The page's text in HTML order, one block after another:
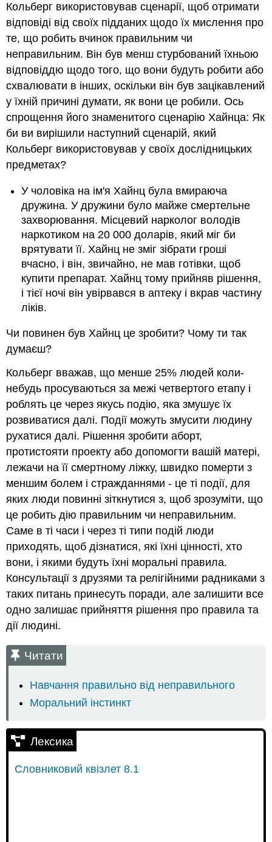
Кольберг використовував сценарії, щоб отримати
відповіді від своїх підданих щодо їх мислення про
те, що робить вчинок правильним чи
неправильним. Він був менш стурбований їхньою
відповіддю щодо того, що вони будуть робити або
схвалювати в інших, оскільки він був зацікавлений
у їхній причині думати, як вони це робили. Ось
спрощення його знаменитого сценарію Хайнца: Як
би ви вирішили наступний сценарій, який
Кольберг використовував у своїх дослідницьких
предметах?
У чоловіка на ім'я Хайнц була вмираюча
дружина. У дружини було майже смертельне
захворювання. Місцевий нарколог володів
наркотиком на 20 000 доларів, який міг би
врятувати її. Хайнц не зміг зібрати гроші
вчасно, і він, звичайно, не мав готівки, щоб
купити препарат. Хайнц тому прийняв рішення,
і тієї ночі він увірвався в аптеку і вкрав частину
ліків.
Чи повинен був Хайнц це зробити? Чому ти так
думаєш?
Кольберг вважав, що менше 25% людей коли-
небудь просуваються за межі четвертого етапу і
роблять це через якусь подію, яка змушує їх
розвиватися далі. Події можуть змусити людину
рухатися далі. Рішення зробити аборт,
протистояти проекту або допомогти вашій матері,
лежачи на її смертному ліжку, швидко померти з
меншим болем і стражданнями - це ті події, для
яких люди повинні зіткнутися з, щоб зрозуміти, що
це робить дію правильним чи неправильним.
Саме в ті часи і через ті типи подій люди
приходять, щоб дізнатися, які їхні цінності, хто
вони, і якими будуть їхні моральні правила.
Консультації з друзями та релігійними радниками з
таких питань принесуть поради, але залишити все
одно залишає прийняття рішення про правила та
дії людині.
Читати
Навчання правильно від неправильного
Моральний інстинкт
Лексика
Словниковий квізлет 8.1